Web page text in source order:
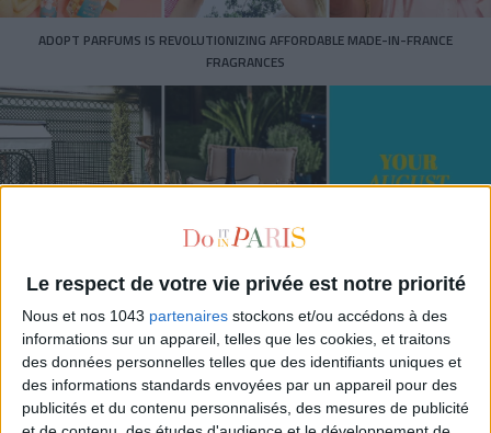
Le respect de votre vie privée est notre priorité
Nous et nos 1043 partenaires stockons et/ou accédons à des
informations sur un appareil, telles que les cookies, et traitons
des données personnelles telles que des identifiants uniques et
des informations standards envoyées par un appareil pour des
publicités et du contenu personnalisés, des mesures de publicité
ADOPT PARFUMS IS REVOLUTIONIZING AFFORDABLE MADE-IN-FRANCE
FRAGRANCES
15 IDEAS FOR ENJOYING AUGUST IN PARIS